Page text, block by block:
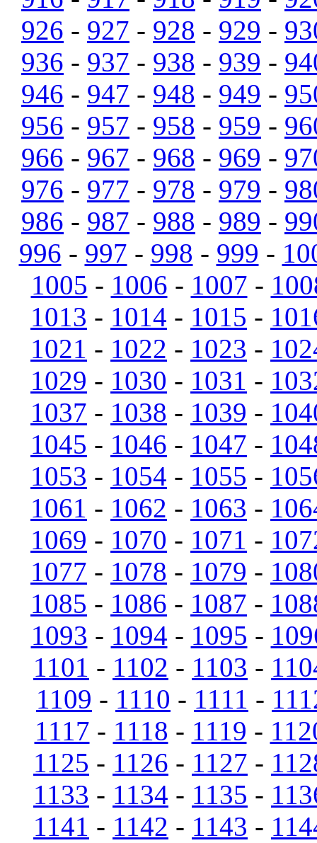
926 - 927 - 928 - 929 -
936 - 937 - 938 - 939 -
946 - 947 - 948 - 949 -
956 - 957 - 958 - 959 -
966 - 967 - 968 - 969 -
976 - 977 - 978 - 979 -
986 - 987 - 988 - 989 -
996 - 997 - 998 - 999 -
1005 - 1006 - 1007 -
1013 - 1014 - 1015 -
1021 - 1022 - 1023 -
1029 - 1030 - 1031 -
1037 - 1038 - 1039 -
1045 - 1046 - 1047 -
1053 - 1054 - 1055 -
1061 - 1062 - 1063 -
1069 - 1070 - 1071 -
1077 - 1078 - 1079 -
1085 - 1086 - 1087 -
1093 - 1094 - 1095 -
1101 - 1102 - 1103 -
1109 - 1110 - 1111 -
1117 - 1118 - 1119 -
1125 - 1126 - 1127 -
1133 - 1134 - 1135 -
1141 - 1142 - 1143 -